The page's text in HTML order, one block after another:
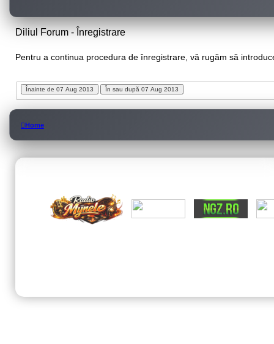
Diliul Forum - Înregistrare
Pentru a continua procedura de înregistrare, vă rugăm să
Home